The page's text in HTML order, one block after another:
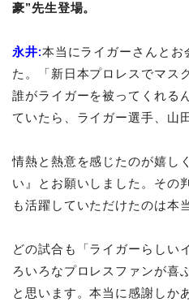
豪”先生登場。
永井:本当にライガーさんとお
た。「新日本プロレスでマス
誰がライガーを被ってくれる
ていたら、ライガー選手、山
情熱と熱意を感じたのが嬉し
い』とお願いしました。その
も活躍していただけたのは本
どの試合も「ライガーらしい
ろいろなプロレスファンが喜
と思います。本当に感謝しか